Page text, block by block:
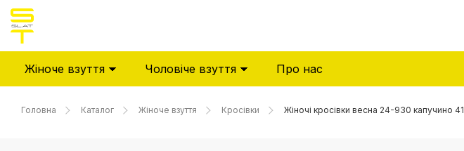
Жіноче взуття Чоловіче взуття Про нас
Головна Каталог Жіноче взуття Кросівки Жіночі кросівки весна 24-930 капучино 41